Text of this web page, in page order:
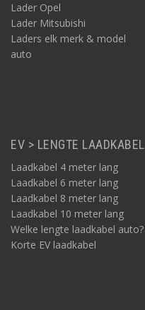
Lader Opel
Lader Mitsubishi
Laders elk merk & model
auto
EV > LENGTE LAADKABEL
Laadkabel 4 meter lang
Laadkabel 6 meter lang
Laadkabel 8 meter lang
Laadkabel 10 meter lang
Welke lengte laadkabel auto?
Korte EV laadkabel